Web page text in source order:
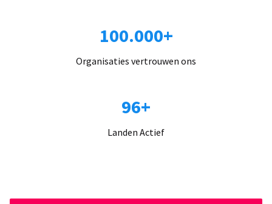
100.000+
Organisaties vertrouwen ons
96+
Landen Actief